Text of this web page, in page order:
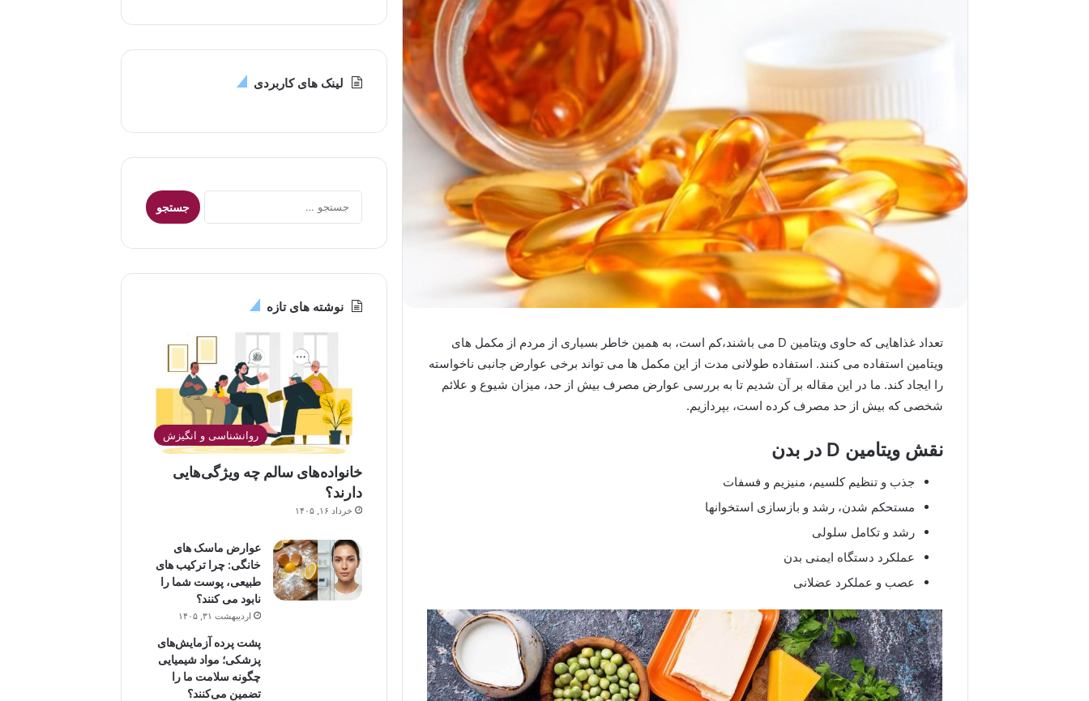
تعداد غذاهایی که حاوی ویتامین D می باشند،کم است، به همین خاطر بسیاری از مردم از مکمل های
ویتامین استفاده می کنند. استفاده طولانی مدت از این مکمل ها می تواند برخی عوارض جانبی ناخواسته
را ایجاد کند. ما در این مقاله بر آن شدیم تا به بررسی عوارض مصرف بیش از حد، میزان شیوع و علائم
شخصی که بیش از حد مصرف کرده است، بپردازیم.
نقش ویتامین D در بدن
جذب و تنظیم کلسیم، منیزیم و فسفات
مستحکم شدن، رشد و بازسازی استخوانها
رشد و تکامل سلولی
عملکرد دستگاه ایمنی بدن
عصب و عملکرد عضلانی
لینک های کاربردی
جستجو
برای:
نوشته های تازه
روانشناسی و انگیزش
خانواده‌های سالم چه ویژگی‌هایی
دارند؟
خرداد ۱۶, ۱۴۰۵
عوارض ماسک های
خانگی: چرا ترکیب های
طبیعی، پوست شما را
نابود می کنند؟
اردیبهشت ۳۱, ۱۴۰۵
پشت پرده آزمایش‌های
پزشکی؛ مواد شیمیایی
چگونه سلامت ما را
تضمین می‌کنند؟